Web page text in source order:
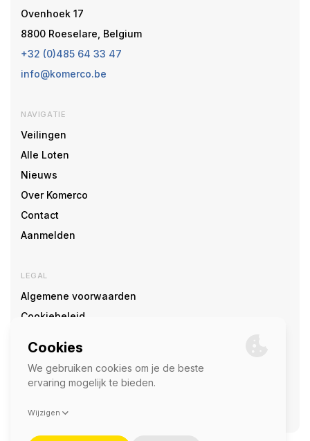
Ovenhoek 17
8800 Roeselare, Belgium
+32 (0)485 64 33 47
info@komerco.be
NAVIGATIE
Veilingen
Alle Loten
Nieuws
Over Komerco
Contact
Aanmelden
LEGAL
Algemene voorwaarden
Cookiebeleid
SOCIAL